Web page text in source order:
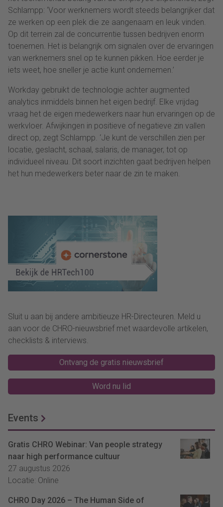
Schlampp: ‘Voor werknemers wordt steeds belangrijker dat
ze werken op een plek die ze aangenaam en leuk vinden.
Op dit terrein zal de concurrentie tussen bedrijven enorm
toenemen. Het is belangrijk om signalen over de ervaringen
van werknemers snel op te kunnen pikken. Hoe eerder je
iets weet, hoe sneller je actie kunt ondernemen.’
Workday gebruikt de technologie achter augmented
analytics inmiddels binnen het eigen bedrijf. Elke vrijdag
vraag het de eigen medewerkers naar hun ervaringen op de
werkvloer. Afwijkingen in positieve of negatieve zin vallen
direct op, zegt Schlampp. ‘Je kunt de verschillen zien per
locatie, geslacht, schaal, salaris, de manager, tot op
individueel niveau. Dit soort inzichten gaat bedrijven helpen
het hun medewerkers beter naar de zin te maken.
Sluit u aan bij andere ambitieuze HR-Directeuren. Meld u
aan voor de CHRO-nieuwsbrief met waardevolle artikelen,
checklists & interviews.
Ontvang de gratis nieuwsbrief
Word nu lid
Events
Gratis CHRO Webinar: Van people strategy
naar high performance cultuur
27 augustus 2026
Locatie: Online
CHRO Day 2026 – The Human Side of